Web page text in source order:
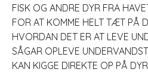
FISK OG ANDRE DYR FRA
FOR AT KOMME HELT TÆT PÅ
HVORDAN DET ER AT LEVE
SÅGAR OPLEVE
KAN KIGGE DIREKTE OP PÅ